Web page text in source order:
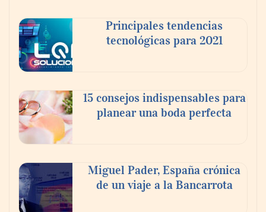
En el Día de la Cerveza, Grupo Modelo
mundo elige para reunirse: 7 de cada 10 la
escogen
compromiso para el eclipse solar del 12 de
agosto
Principales tendencias
tecnológicas para 2021
15 consejos indispensables para
planear una boda perfecta
Miguel Pader, España crónica
de un viaje a la Bancarrota